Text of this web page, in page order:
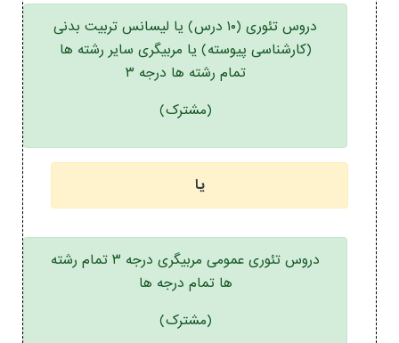
دروس تئوری (۱۰ درس) یا لیسانس تربیت بدنی
(کارشناسی پیوسته) یا مربیگری سایر رشته ها
تمام رشته ها درجه ۳
(مشترک)
یا
دروس تئوری عمومی مربیگری درجه ۳ تمام رشته
ها تمام درجه ها
(مشترک)